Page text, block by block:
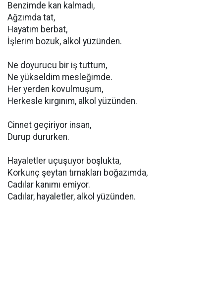
Benzimde kan kalmadı,
Ağzımda tat,
Hayatım berbat,
İşlerim bozuk, alkol yüzünden.
Ne doyurucu bir iş tuttum,
Ne yükseldim mesleğimde.
Her yerden kovulmuşum,
Herkesle kırgınım, alkol yüzünden.
Cinnet geçiriyor insan,
Durup dururken.
Hayaletler uçuşuyor boşlukta,
Korkunç şeytan tırnakları boğazımda,
Cadılar kanımı emiyor.
Cadılar, hayaletler, alkol yüzünden.